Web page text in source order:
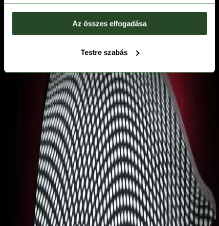
Az összes elfogadása
Testre szabás